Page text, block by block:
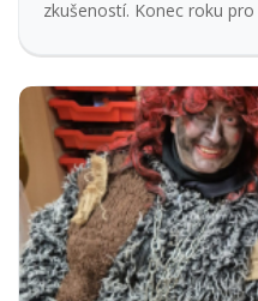
zkušeností. Konec roku
účastnili celostátního
CVVZ v Kolíně a oborově
v Brně. Ani naši tanečníci
akce Refresh kulture,
mírně pokročilé tanečníky.
Kuchařskou přespávačku,
(ne)přespávačku a
kde nechyběly hry,
Nejvíce se DDM rozjelo v
svátky byly plné tvoření,